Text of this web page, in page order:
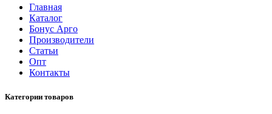
Главная
Каталог
Бонус Арго
Производители
Статьи
Опт
Контакты
Категории товаров